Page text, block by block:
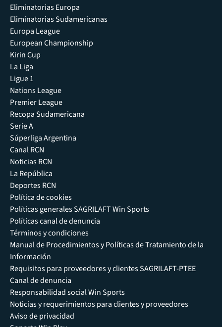
Eliminatorias Europa
Eliminatorias Sudamericanas
Europa League
European Championship
Kirin Cup
La Liga
Ligue 1
Nations League
Premier League
Recopa Sudamericana
Serie A
Súperliga Argentina
Canal RCN
Noticias RCN
La República
Deportes RCN
Política de cookies
Políticas generales SAGRILAFT Win Sports
Políticas canal de denuncia
Términos y condiciones
Manual de Procedimientos y Políticas de Tratamiento de la
Información
Requisitos para proveedores y clientes SAGRILAFT-PTEE
Canal de denuncia
Responsabilidad social Win Sports
Noticias y requerimientos para clientes y proveedores
Aviso de privacidad